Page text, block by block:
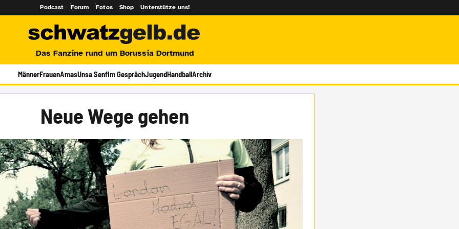
Podcast Forum Fotos Shop Unterstütze uns!
Das Fanzine rund um Borussia Dortmund
MännerFrauenAmasUnsa SenfIm GesprächJugendHandballArchiv
Neue Wege gehen